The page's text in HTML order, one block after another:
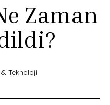
Zaman
Teknoloji